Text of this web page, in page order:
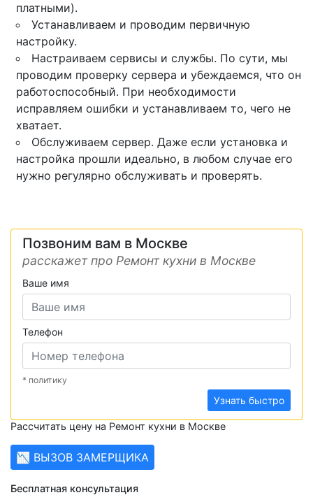
платными).
Устанавливаем и проводим первичную
настройку.
Настраиваем сервисы и службы. По сути, мы
проводим проверку сервера и убеждаемся, что он
работоспособный. При необходимости
исправляем ошибки и устанавливаем то, чего не
хватает.
Обслуживаем сервер. Даже если установка и
настройка прошли идеально, в любом случае его
нужно регулярно обслуживать и проверять.
Позвоним вам в Москве
расскажет про Ремонт кухни в Москве
Ваше имя
Телефон
* политику
Узнать быстро
Рассчитать цену на Ремонт кухни в Москве
📉 ВЫЗОВ ЗАМЕРЩИКА
Бесплатная консультация